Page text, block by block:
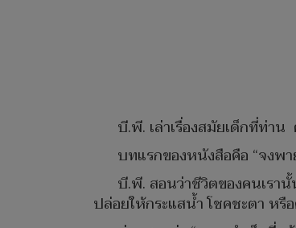
บี.พี. เล่าเรื่องสมัยเด็กที่ท่า
บทแรกของหนังสือคือ “จงพา
บี.พี. สอนว่าชีวิตของคนเรา
ปล่อยให้กระแสน้ำ โชคชะตา ห